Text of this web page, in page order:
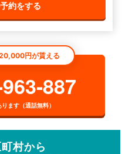
約をする
円が貰える
887
ます（通話無料）
村から